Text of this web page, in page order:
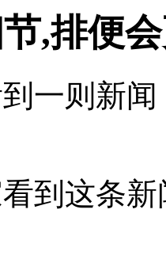
,排便
则新闻
这条新